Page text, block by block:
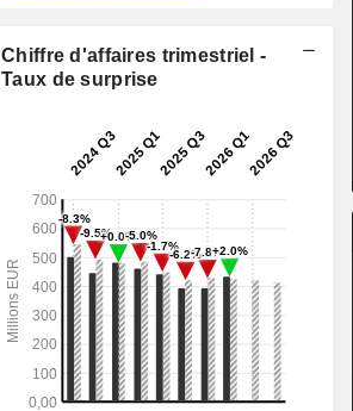
Chiffre d'affaires trimestriel -
Taux de surprise